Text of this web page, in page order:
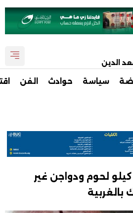
الدين
سياسة حوادث الفن
التحفظ على 234 كيلو لحوم ودواجن غير
بالغربية